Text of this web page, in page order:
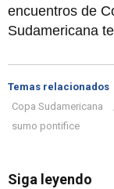
encuentros de
Sudamericana
Temas relacionados
Copa Sudamericana
sumo pontifice
Siga leyendo